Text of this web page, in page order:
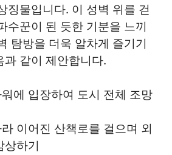
징물입니다. 이 성벽 위를 걷
수꾼이 된 듯한 기분을 느끼
탐방을 더욱 알차게 즐기기
과 같이 제안합니다.
에 입장하여 도시 전체 조망
이어진 산책로를 걸으며 외
상하기